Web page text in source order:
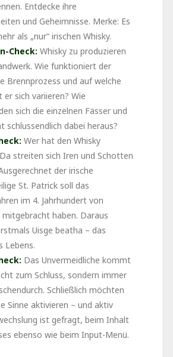
Entdecke ihre
und Geheimnisse. Merke: Es
als „nur“ irischen Whisky.
Check: Whisky zu produzieren
Wie funktioniert der
Brennprozess und auf welche
er sich variieren? Wie
sich die einzelnen Fässer und
schlussendlich dabei heraus?
Wer hat den Whisky
streiten sich Iren und Schotten
der irische
St. Patrick soll das
im 4. Jahrhundert von
mitgebracht haben. Daraus
Uisge beatha – das
Lebens.
Das Unvermeidliche kommt
zum Schluss, sondern immer
Schließlich möchten
Sinne aktivieren – und aktiv
ist gefragt, beim Inhalt
ebenso wie beim Input-Menü.